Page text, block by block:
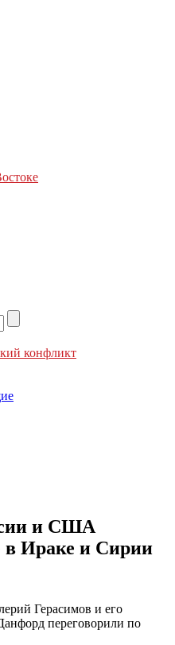
конфликт
и США
в Ираке и Сирии
Герасимов и его
переговорили по